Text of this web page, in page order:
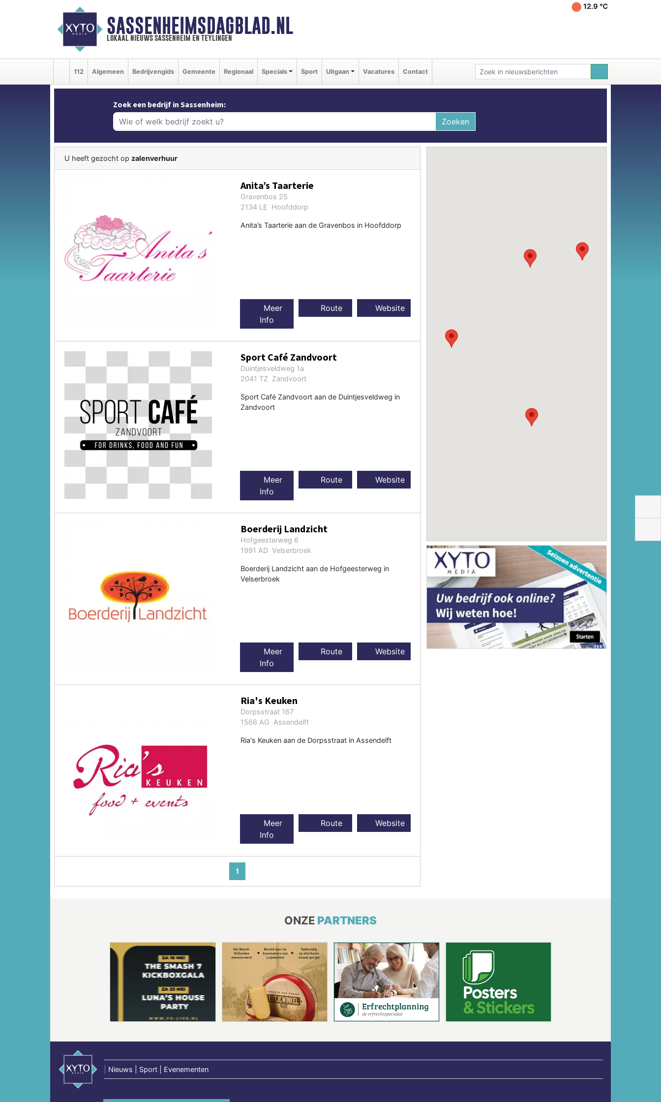
SASSENHEIMSDAGBLAD.NL
lokaal nieuws sassenheim en teylingen
12.9 ℃
112 Algemeen Bedrijvengids Gemeente Regionaal Specials Sport Uitgaan Vacatures Contact
Zoek een bedrijf in Sassenheim:
Zoeken
U heeft gezocht op zalenverhuur
Anita’s Taarterie
Gravenbos 25
2134 LE Hoofddorp
Anita’s Taarterie aan de Gravenbos in Hoofddorp
Meer
Info
Route Website
Sport Café Zandvoort
Duintjesveldweg 1a
2041 TZ Zandvoort
Sport Café Zandvoort aan de Duintjesveldweg in
Zandvoort
Meer
Info
Route Website
Boerderij Landzicht
Hofgeesterweg 6
1991 AD Velserbroek
Boerderij Landzicht aan de Hofgeesterweg in
Velserbroek
Meer
Info
Route Website
Ria's Keuken
Dorpsstraat 167
1566 AG Assendelft
Ria's Keuken aan de Dorpsstraat in Assendelft
Meer
Info
Route Website
1
ONZE PARTNERS
Nieuws | Sport | Evenementen